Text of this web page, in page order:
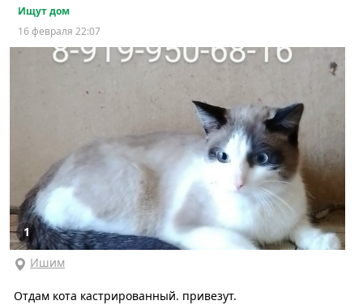
Ищут дом
16 февраля 22:07
1
Ишим
Отдам кота кастрированный. привезут.